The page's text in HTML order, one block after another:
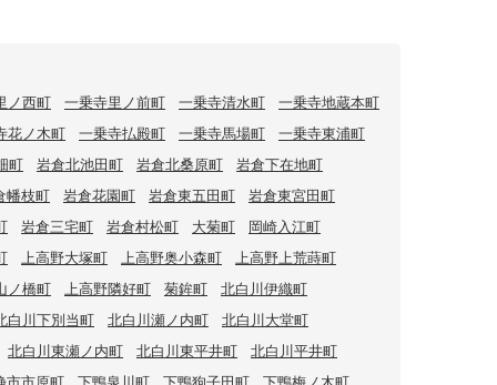
ノ西町 一乗寺里ノ前町 一乗寺清水町
一乗寺地蔵本町
花ノ木町 一乗寺払殿町 一乗寺馬場町
一乗寺東浦町
町 岩倉北池田町 岩倉北桑原町
岩倉下在地町
幡枝町 岩倉花園町 岩倉東五田町
岩倉東宮田町
岩倉三宅町 岩倉村松町 大菊町
岡崎入江町
上高野大塚町 上高野奥小森町
上高野上荒蒔町
ノ橋町 上高野隣好町 菊鉾町
北白川伊織町
白川下別当町 北白川瀬ノ内町
北白川大堂町
北白川東瀬ノ内町 北白川東平井町
北白川平井町